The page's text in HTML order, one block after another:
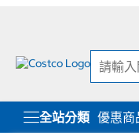
全站分類 優惠商